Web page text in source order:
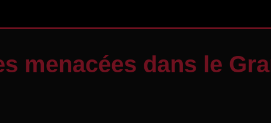
menacées dans le